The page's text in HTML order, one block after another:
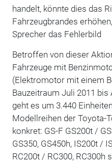
handelt, könnte dies das
Fahrzeugbrandes
Sprecher das Fehlerbild
Betroffen von dieser
Fahrzeuge mit
(Elektromotor mit einem
Bauzeitraum Juli 2011 bis
geht es um 3.440
Modellreihen der Toyota-
konkret: GS-F GS200t /
GS350, GS450h, IS200t /
RC200t / RC300, RC300h